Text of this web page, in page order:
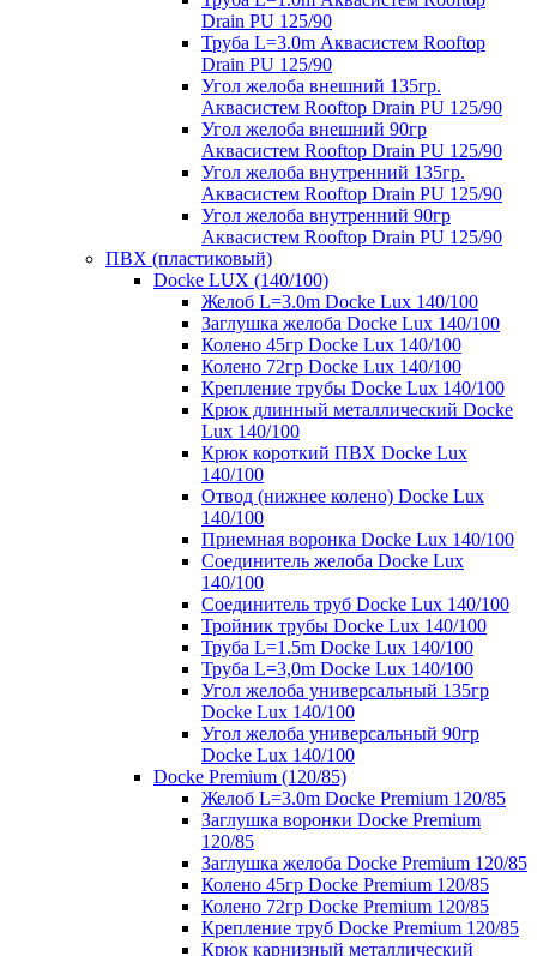
Drain PU 125/90
Труба L=3.0m Аквасистем Rooftop
Drain PU 125/90
Угол желоба внешний 135гр.
Аквасистем Rooftop Drain PU 125/90
Угол желоба внешний 90гр
Аквасистем Rooftop Drain PU 125/90
Угол желоба внутренний 135гр.
Аквасистем Rooftop Drain PU 125/90
Угол желоба внутренний 90гр
Аквасистем Rooftop Drain PU 125/90
ПВХ (пластиковый)
Docke LUX (140/100)
Желоб L=3.0m Docke Lux 140/100
Заглушка желоба Docke Lux 140/100
Колено 45гр Docke Lux 140/100
Колено 72гр Docke Lux 140/100
Крепление трубы Docke Lux 140/100
Крюк длинный металлический Docke
Lux 140/100
Крюк короткий ПВХ Docke Lux
140/100
Отвод (нижнее колено) Docke Lux
140/100
Приемная воронка Docke Lux 140/100
Соединитель желоба Docke Lux
140/100
Соединитель труб Docke Lux 140/100
Тройник трубы Docke Lux 140/100
Труба L=1.5m Docke Lux 140/100
Труба L=3,0m Docke Lux 140/100
Угол желоба универсальный 135гр
Docke Lux 140/100
Угол желоба универсальный 90гр
Docke Lux 140/100
Docke Premium (120/85)
Желоб L=3.0m Docke Premium 120/85
Заглушка воронки Docke Premium
120/85
Заглушка желоба Docke Premium 120/85
Колено 45гр Docke Premium 120/85
Колено 72гр Docke Premium 120/85
Крепление труб Docke Premium 120/85
Крюк карнизный металлический